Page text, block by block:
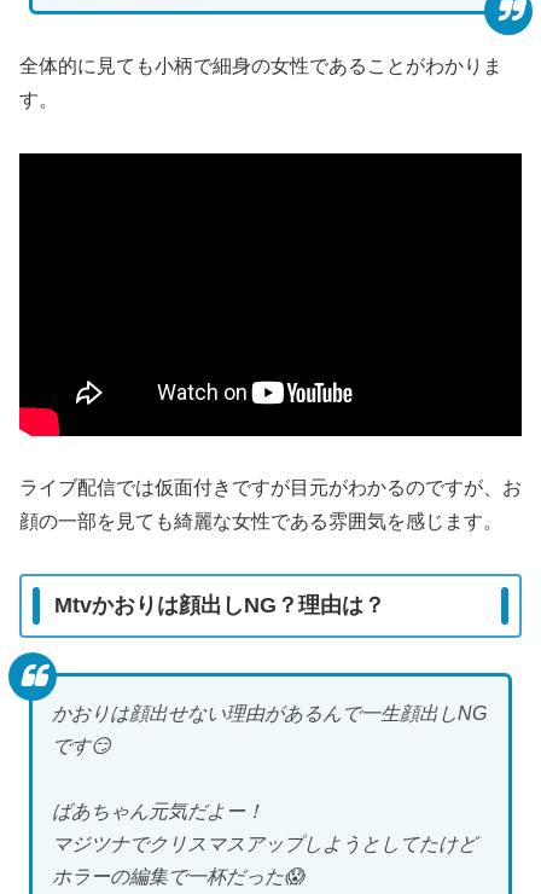
全体的に見ても小柄で細身の女性であることがわかりま
す。
ライブ配信では仮面付きですが目元がわかるのですが、お
顔の一部を見ても綺麗な女性である雰囲気を感じます。
Mtvかおりは顔出しNG？理由は？
かおりは顔出せない理由があるんで一生顔出しNG
です😏
ばあちゃん元気だよー！
マジツナでクリスマスアップしようとしてたけど
ホラーの編集で一杯だった😱